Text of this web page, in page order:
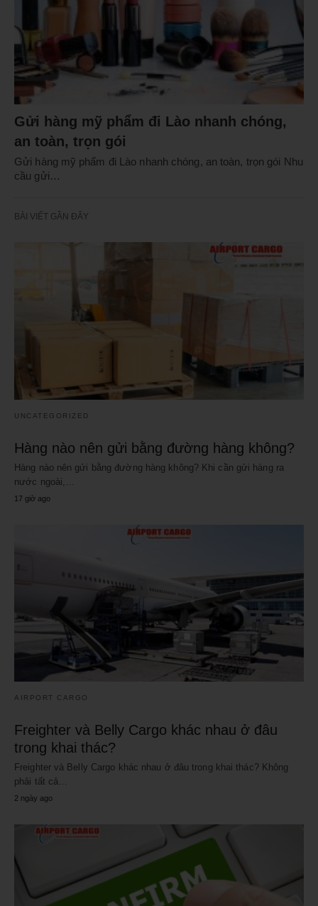
Gửi hàng mỹ phẩm đi Lào nhanh chóng,
an toàn, trọn gói
Gửi hàng mỹ phẩm đi Lào nhanh chóng, an toàn, trọn gói Nhu
cầu gửi…
BÀI VIẾT GẦN ĐÂY
UNCATEGORIZED
Hàng nào nên gửi bằng đường hàng không?
Hàng nào nên gửi bằng đường hàng không? Khi cần gửi hàng ra
nước ngoài,…
17 giờ ago
AIRPORT CARGO
Freighter và Belly Cargo khác nhau ở đâu
trong khai thác?
Freighter và Belly Cargo khác nhau ở đâu trong khai thác? Không
phải tất cả…
2 ngày ago